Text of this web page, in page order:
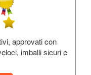
approvati con
imballi sicuri e